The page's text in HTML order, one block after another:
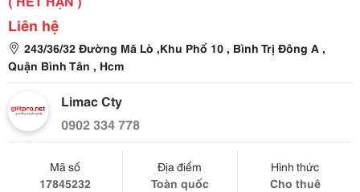
Liên hệ
243/36/32 Đường Mã Lò ,Khu Phố 10 , Bình Trị Đông A ,
Quận Bình Tân , Hcm
Limac Cty
0902 334 778
Mã số
17845232
Địa điểm
Toàn quốc
Hình thức
Cho thuê